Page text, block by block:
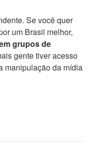
Se você quer
um Brasil melhor,
grupos de
gente tiver acesso
manipulação da mídia